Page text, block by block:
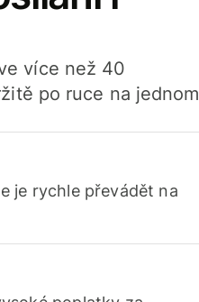
více než 40
po ruce na jednom
je rychle převádět na